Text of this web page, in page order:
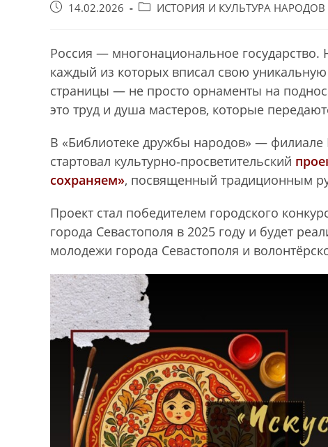
Запись14.02.2026
Post ИСТОРИЯ И КУЛЬТУРА
Россия — многонациональное государство.
каждый из которых вписал свою
страницы — не просто орнаменты на
это труд и душа мастеров, которые
В «Библиотеке дружбы народов» — филиале
стартовал культурно‑просветительский
сохраняем», посвященный традиционным
Проект стал победителем городского
города Севастополя в 2025 году и будет
молодежи города Севастополя и